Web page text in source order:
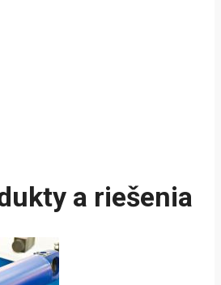
a riešenia